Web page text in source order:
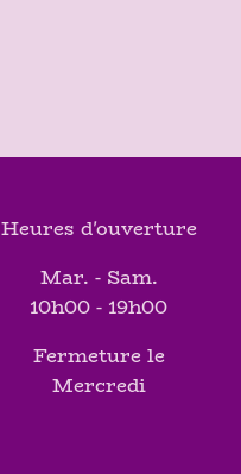
Heures d'ouverture
Mar. - Sam.
10h00 - 19h00
Fermeture le
Mercredi